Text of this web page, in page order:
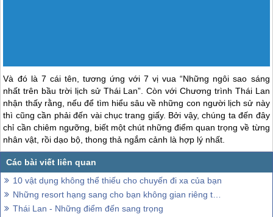
Và đó là 7 cái tên, tương ứng với 7 vị vua “Những ngôi sao sáng
nhất trên bầu trời lịch sử Thái Lan”. Còn với Chương trình Thái Lan
nhận thấy rằng, nếu để tìm hiểu sâu về những con người lịch sử này
thì cũng cần phải đến vài chục trang giấy. Bởi vậy, chúng ta đến đây
chỉ cần chiêm ngưỡng, biết một chút những điểm quan trọng về từng
nhân vật, rồi dạo bộ, thong thả ngắm cảnh là hợp lý nhất.
10 vật dụng không thể thiếu cho chuyến đi xa của bạn
Những resort hạng sang cho bạn không gian riêng tư ở Thái Lan
Thái Lan - Những điểm đến sang trọng